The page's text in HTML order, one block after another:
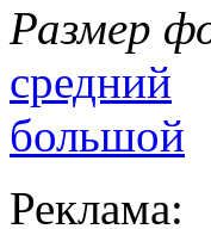
Размер
средний
большой
Реклама: